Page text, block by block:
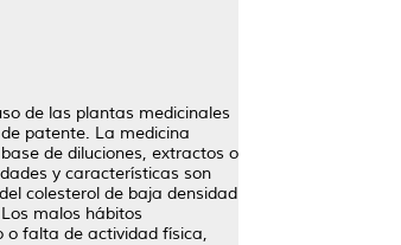
de las plantas medicinales
patente. La medicina
de diluciones, extractos o
y características son
colesterol de baja densidad
malos hábitos
o falta de actividad física,